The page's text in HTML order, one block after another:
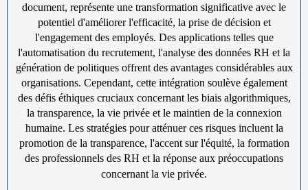
document, représente une transformation significative avec le
potentiel d'améliorer l'efficacité, la prise de décision et
l'engagement des employés. Des applications telles que
l'automatisation du recrutement, l'analyse des données RH et la
génération de politiques offrent des avantages considérables aux
organisations. Cependant, cette intégration soulève également
des défis éthiques cruciaux concernant les biais algorithmiques,
la transparence, la vie privée et le maintien de la connexion
humaine. Les stratégies pour atténuer ces risques incluent la
promotion de la transparence, l'accent sur l'équité, la formation
des professionnels des RH et la réponse aux préoccupations
concernant la vie privée.